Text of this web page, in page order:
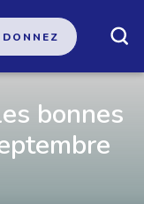
DONNEZ
bonnes